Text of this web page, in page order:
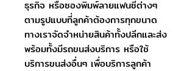
ธุรกิจ หรือซองพิมพ์ลายแฟนซีต่างๆ
ตามรูปแบบที่ลูกค้าต้องการทุกขนาด
ทางเราจัดจำหน่ายสินค้าทั้งปลีกและส่ง
พร้อมทั้งมีรถขนส่งบริการ หรือใช้
บริการขนส่งอื่นๆ เพื่อบริการลูกค้า